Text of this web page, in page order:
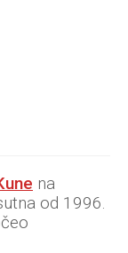
na
od 1996.